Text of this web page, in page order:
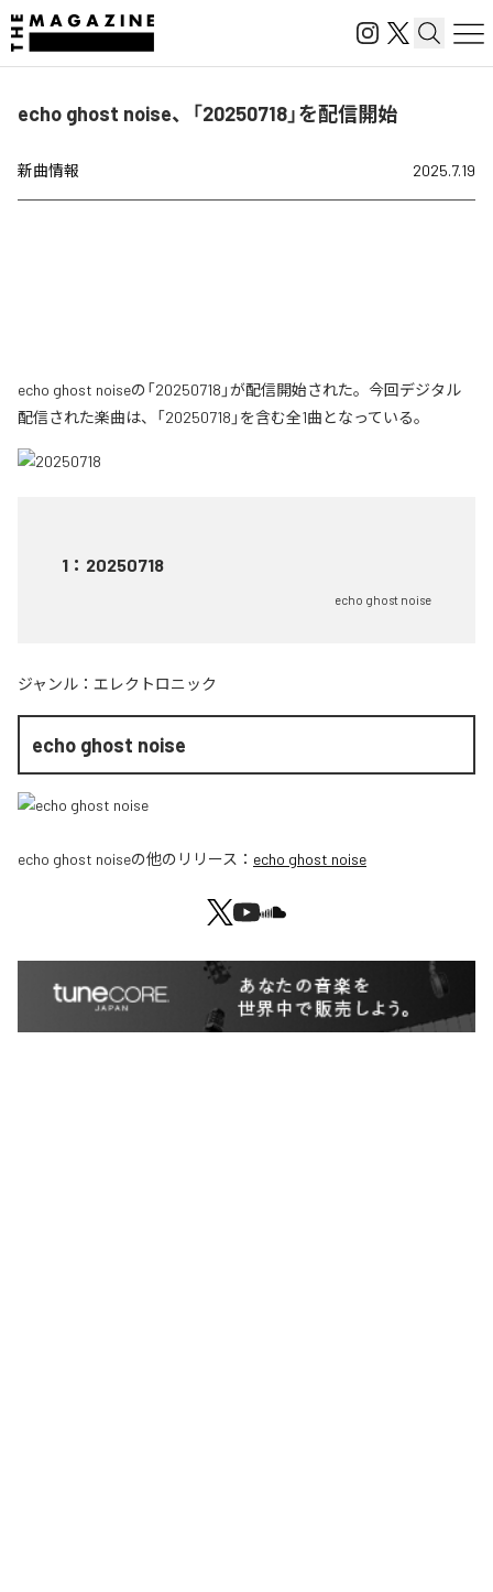
echo ghost noise、「20250718」を配信開始
新曲情報 2025.7.19
echo ghost noiseの「20250718」が配信開始された。今回デジタル
配信された楽曲は、「20250718」を含む全1曲となっている。
1 ： 20250718
echo ghost noise
ジャンル： エレクトロニック
echo ghost noise
echo ghost noiseの他のリリース： echo ghost noise